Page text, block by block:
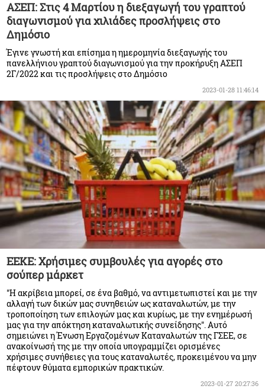
ΑΣΕΠ: Στις 4 Μαρτίου η διεξαγωγή του γραπτού
διαγωνισμού για χιλιάδες προσλήψεις στο
Δημόσιο
Έγινε γνωστή και επίσημα η ημερομηνία διεξαγωγής του
πανελλήνιου γραπτού διαγωνισμού για την προκήρυξη ΑΣΕΠ
2Γ/2022 και τις προσλήψεις στο Δημόσιο
2023-01-28 11:46:14
ΕΕΚΕ: Χρήσιμες συμβουλές για αγορές στο
σούπερ μάρκετ
"Η ακρίβεια μπορεί, σε ένα βαθμό, να αντιμετωπιστεί και με την
αλλαγή των δικών μας συνηθειών ως καταναλωτών, με την
τροποποίηση των επιλογών μας και κυρίως, με την ενημέρωσή
μας για την απόκτηση καταναλωτικής συνείδησης". Αυτό
σημειώνει η Ένωση Εργαζομένων Καταναλωτών της ΓΣΕΕ, σε
ανακοίνωσή της με την οποία υπογραμμίζει ορισμένες
χρήσιμες συνήθειες για τους καταναλωτές, προκειμένου να μην
πέφτουν θύματα εμπορικών πρακτικών.
2023-01-27 20:27:36